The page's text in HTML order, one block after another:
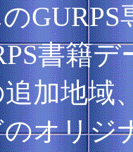
書籍
加地域
オリジ